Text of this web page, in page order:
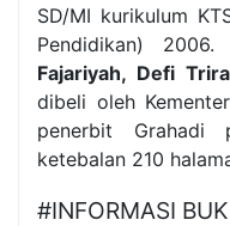
SD/MI kurikulum
Pendidikan)
Fajariyah, Defi
dibeli oleh
penerbit Grahadi
ketebalan 210
#INFORMASI